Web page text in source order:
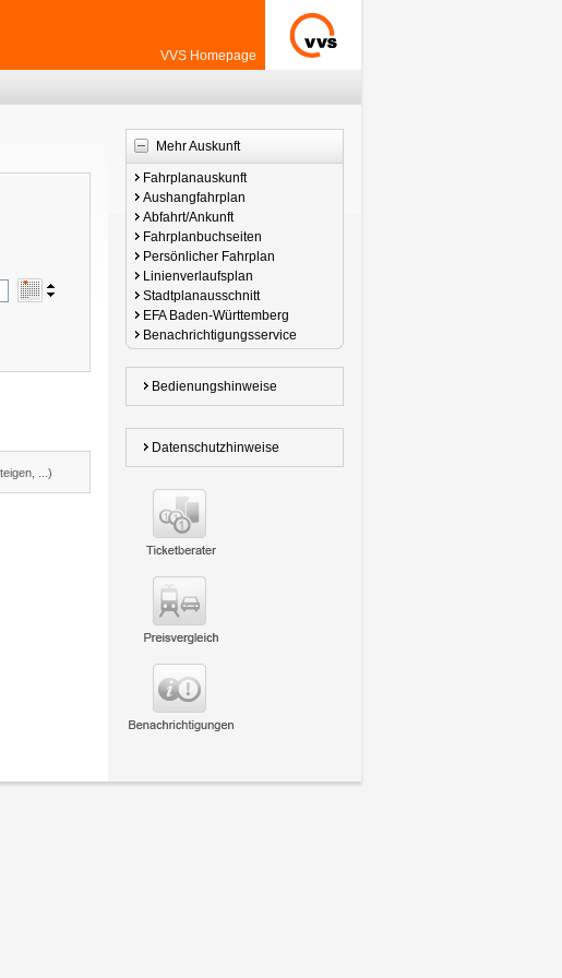
VVS Homepage
Mehr Auskunft
Fahrplanauskunft
Aushangfahrplan
Abfahrt/Ankunft
Fahrplanbuchseiten
Persönlicher Fahrplan
Linienverlaufsplan
Stadtplanausschnitt
EFA Baden-Württemberg
Benachrichtigungsservice
Bedienungshinweise
Datenschutzhinweise
...)